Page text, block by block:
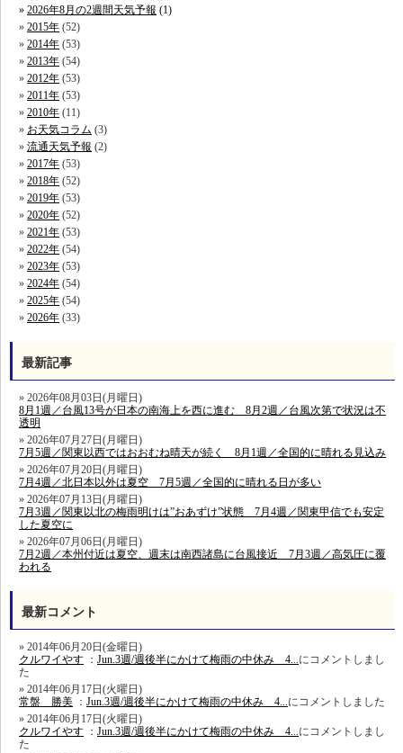
2026年8月の2週間天気予報 (1)
2015年 (52)
2014年 (53)
2013年 (54)
2012年 (53)
2011年 (53)
2010年 (11)
お天気コラム (3)
流通天気予報 (2)
2017年 (53)
2018年 (52)
2019年 (53)
2020年 (52)
2021年 (53)
2022年 (54)
2023年 (53)
2024年 (54)
2025年 (54)
2026年 (33)
最新記事
2026年08月03日(月曜日)
8月1週／台風13号が日本の南海上を西に進む 8月2週／台風次第で状況は不
透明
2026年07月27日(月曜日)
7月5週／関東以西ではおおむね晴天が続く 8月1週／全国的に晴れる見込み
2026年07月20日(月曜日)
7月4週／北日本以外は夏空 7月5週／全国的に晴れる日が多い
2026年07月13日(月曜日)
7月3週／関東以北の梅雨明けは”おあずけ”状態 7月4週／関東甲信でも安定
した夏空に
2026年07月06日(月曜日)
7月2週／本州付近は夏空、週末は南西諸島に台風接近 7月3週／高気圧に覆
われる
最新コメント
2014年06月20日(金曜日)
クルワイやす ： Jun.3週/週後半にかけて梅雨の中休み 4... にコメントしまし
た
2014年06月17日(火曜日)
常盤 勝美 ： Jun.3週/週後半にかけて梅雨の中休み 4... にコメントしました
2014年06月17日(火曜日)
クルワイやす ： Jun.3週/週後半にかけて梅雨の中休み 4... にコメントしまし
た